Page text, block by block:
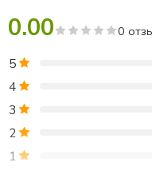
полиграфия,
Порадуйте близких и
летнему празднику страны!
0.00 0
5
4
3
2
1